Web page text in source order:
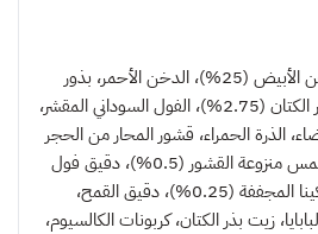
الدخن الأصفر (37%)، الدخن الأبيض (25%)، الدخن الأحمر، بذور
الكناري، الشوفان المقشر، بذر الكتان (2.75%)، الفول السوداني المقشر،
البيضاء، الذرة الحمراء، قشور المحار من الحجر
الجيري (1%)، بذور عباد الشمس منزوعة القشور (0.5%)، دقيق فول
الصويا، دقيق الذرة، أوراق الكينا المجففة (0.25%)، دقيق القمح،
زيت بذر الكتان، كربونات الكالسيوم،